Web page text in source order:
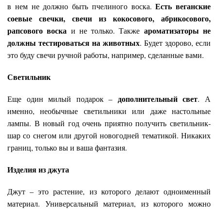
в нем не должно быть пчелиного воска.Есть веганские
соевые свечки, свечи из кокосового, абрикосового,
рапсового воска и не только. Также ароматизаторы не
должны тестироваться на животных. Будет здорово, если
это буду свечи ручной работы, например, сделанные вами.
Светильник
Еще один милый подарок – дополнительный свет. А
именно, необычные светильники или даже настольные
лампы. В новый год очень приятно получить светильник-
шар со снегом или другой новогодней тематикой. Никаких
границ, только вы и ваша фантазия.
Изделия из джута
Джут – это растение, из которого делают одноименный
материал. Универсальный материал, из которого можно